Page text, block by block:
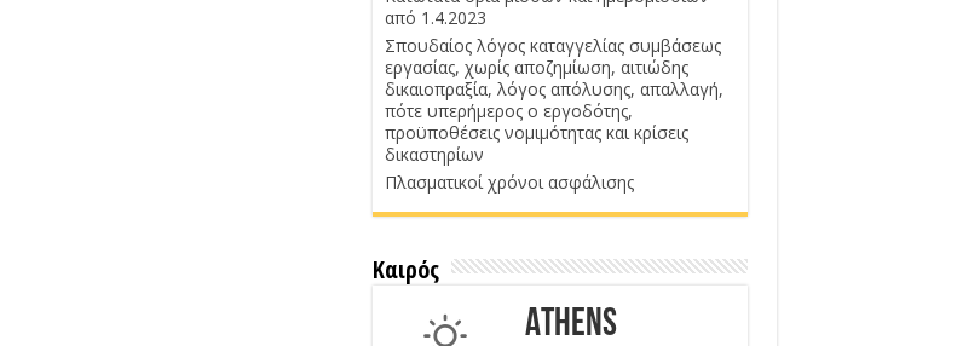
από 1.4.2023
Σπουδαίος λόγος καταγγελίας συμβάσεως
εργασίας, χωρίς αποζημίωση, αιτιώδης
δικαιοπραξία, λόγος απόλυσης, απαλλαγή,
πότε υπερήμερος ο εργοδότης,
προϋποθέσεις νομιμότητας και κρίσεις
δικαστηρίων
Πλασματικοί χρόνοι ασφάλισης
Καιρός
Athens